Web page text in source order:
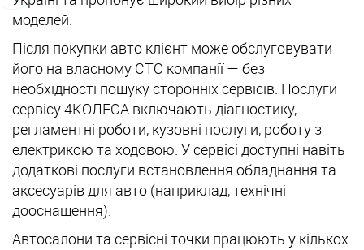
моделей.
Після покупки авто клієнт може обслуговувати
його на власному СТО компанії — без
необхідності пошуку сторонніх сервісів. Послуги
сервісу 4КОЛЕСА включають діагностику,
регламентні роботи, кузовні послуги, роботу з
електрикою та ходовою. У сервісі доступні навіть
додаткові послуги встановлення обладнання та
аксесуарів для авто (наприклад, технічні
дооснащення).
Автосалони та сервісні точки працюють у кількох